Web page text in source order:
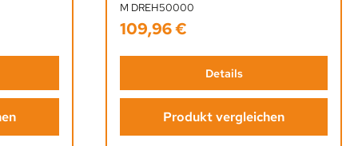
M DREH50000
Regulärer Preis:
109,96 €
Details
Produkt vergleichen